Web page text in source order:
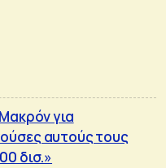
για
αυτούς τους
δισ.»